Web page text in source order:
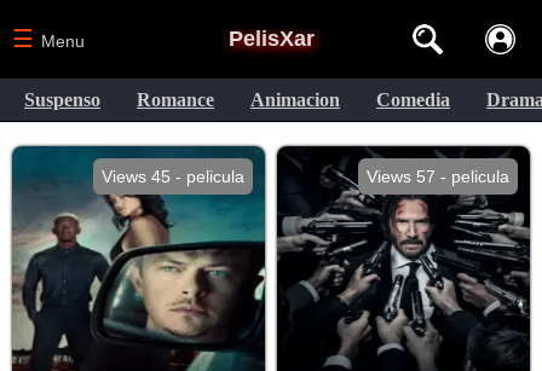
PelisXar
☰ Menu
Suspenso Romance Animacion Comedia
Views 45 - pelicula Views 57 - pelicula